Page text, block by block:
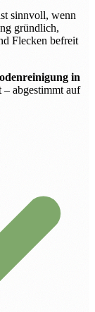
sinnvoll, wenn
gründlich,
Flecken befreit
in
abgestimmt auf